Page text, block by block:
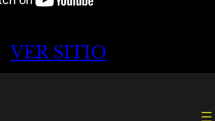
VER SITIO